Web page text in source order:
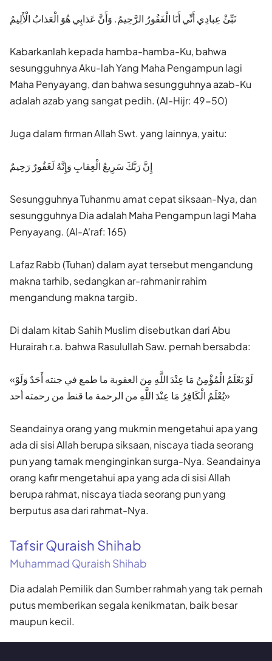
نَبِّئْ عِبادِي أَنِّي أَنَا الْغَفُورُ الرَّحِيمُ. وَأَنَّ عَذابِي هُوَ الْعَذابُ الْأَلِيمُ
Kabarkanlah kepada hamba-hamba-Ku, bahwa
sesungguhnya Aku-lah Yang Maha Pengampun lagi
Maha Penyayang, dan bahwa sesungguhnya azab-Ku
adalah azab yang sangat pedih. (Al-Hijr: 49-50)
Juga dalam firman Allah Swt. yang lainnya, yaitu:
إِنَّ رَبَّكَ سَرِيعُ الْعِقابِ وَإِنَّهُ لَغَفُورٌ رَحِيمٌ
Sesungguhnya Tuhanmu amat cepat siksaan-Nya, dan
sesungguhnya Dia adalah Maha Pengampun lagi Maha
Penyayang. (Al-A'raf: 165)
Lafaz Rabb (Tuhan) dalam ayat tersebut mengandung
makna tarhib, sedangkan ar-rahmanir rahim
mengandung makna targib.
Di dalam kitab Sahih Muslim disebutkan dari Abu
Hurairah r.a. bahwa Rasulullah Saw. pernah bersabda:
«لَوْ يَعْلَمُ الْمُؤْمِنُ مَا عِنْدَ اللَّهِ مِنَ العقوبة ما طمع في جنته أَحَدٌ وَلَوْ
يُعْلَمُ الْكَافِرُ مَا عِنْدَ اللَّهِ من الرحمة ما قنط من رحمته أحد»
Seandainya orang yang mukmin mengetahui apa yang
ada di sisi Allah berupa siksaan, niscaya tiada seorang
pun yang tamak menginginkan surga-Nya. Seandainya
orang kafir mengetahui apa yang ada di sisi Allah
berupa rahmat, niscaya tiada seorang pun yang
berputus asa dari rahmat-Nya.
Tafsir Quraish Shihab
Muhammad Quraish Shihab
Dia adalah Pemilik dan Sumber rahmah yang tak pernah
putus memberikan segala kenikmatan, baik besar
maupun kecil.